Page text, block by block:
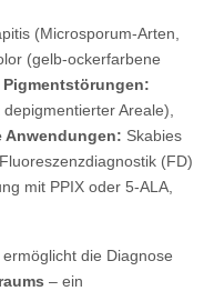
(Microsporum-Arten,
(gelb-ockerfarbene
Pigmentstörungen:
Areale),
Anwendungen: Skabies
(FD)
mit PPIX oder 5-ALA,
die Diagnose
– ein